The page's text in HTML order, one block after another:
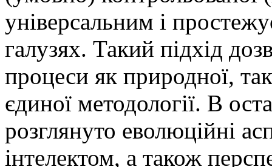
універсальним і
галузях. Такий підхід
процеси як природної, так
єдиної методології. В
розглянуто еволюційні
інтелектом, а також